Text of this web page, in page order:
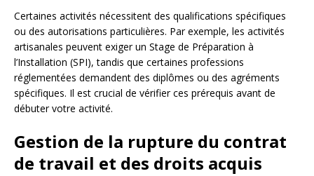
Certaines activités nécessitent des qualifications spécifiques
ou des autorisations particulières. Par exemple, les activités
artisanales peuvent exiger un Stage de Préparation à
l’Installation (SPI), tandis que certaines professions
réglementées demandent des diplômes ou des agréments
spécifiques. Il est crucial de vérifier ces prérequis avant de
débuter votre activité.
Gestion de la rupture du contrat
de travail et des droits acquis